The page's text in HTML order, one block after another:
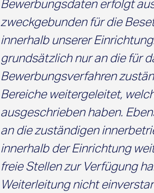
Bewerbungsdaten erfolgt
zweckgebunden für die
innerhalb unserer
grundsätzlich nur an die für
Bewerbungsverfahren
Bereiche weitergeleitet,
ausgeschrieben haben.
an die zuständigen
innerhalb der Einrichtung
freie Stellen zur Verfügung
Weiterleitung nicht